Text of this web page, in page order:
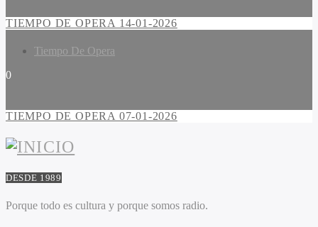
TIEMPO DE OPERA 14-01-2026
Tiempo De Opera
0
TIEMPO DE OPERA 07-01-2026
DESDE 1989
Porque todo es cultura y porque somos radio.